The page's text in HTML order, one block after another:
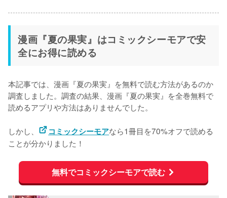
漫画『夏の果実』はコミックシーモアで安
全にお得に読める
本記事では、漫画『夏の果実』を無料で読む方法があるのか
調査しました。調査の結果、漫画『夏の果実』を全巻無料で
読めるアプリや方法はありませんでした。
しかし、 コミックシーモアなら1冊目を70%オフで読める
ことが分かりました！
無料でコミックシーモアで読む